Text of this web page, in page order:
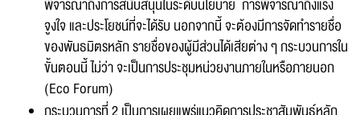
พิจารณาถึงการสนับสนุนในระดับนโยบาย การพิจารณาถึงแรง
จูงใจ และประโยชน์ที่จะได้รับ นอกจากนี้ จะต้องมีการจัดทำรายชื่อ
ของพันธมิตรหลัก รายชื่อของผู้มีส่วนได้เสียต่าง ๆ กระบวนการใน
ขั้นตอนนี้ ไม่ว่า จะเป็นการประชุมหน่วยงานภายในหรือภายนอก
(Eco Forum)